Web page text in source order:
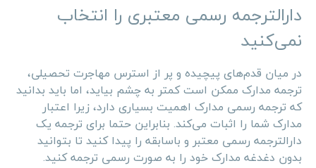
دارالترجمه رسمی معتبری را انتخاب
نمی‌کنید
در میان قدم‌های پیچیده و پر از استرس مهاجرت تحصیلی،
ترجمه مدارک ممکن است کمتر به چشم بیاید، اما باید بدانید
که ترجمه رسمی مدارک اهمیت بسیاری دارد، زیرا اعتبار
مدارک شما را اثبات می‌کند. بنابراین حتما برای ترجمه یک
دارالترجمه رسمی معتبر و باسابقه را پیدا کنید تا بتوانید
بدون دغدغه مدارک خود را به صورت رسمی ترجمه کنید.